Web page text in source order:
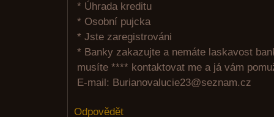
* Úhrada kreditu
* Osobní pujcka
* Jste zaregistrováni
* Banky zakazujte a nemáte laskavost
musíte **** kontaktovat me a já vám
E-mail: Burianovalucie23@seznam.cz
Odpovědět